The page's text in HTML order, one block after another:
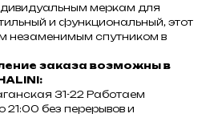
меркам для
и функциональный, этот
незаменимым спутником в
заказа возможны в
31-22 Работаем
21:00 без перерывов и